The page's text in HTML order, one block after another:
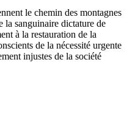
le chemin des montagnes
la sanguinaire dictature de
à la restauration de la
de la nécessité urgente
injustes de la société